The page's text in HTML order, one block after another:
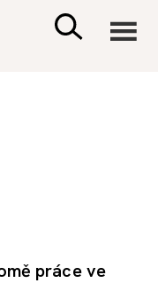
práce ve